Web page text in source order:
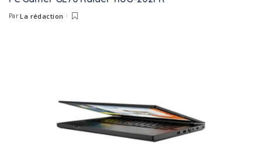
Posted
Par La rédaction